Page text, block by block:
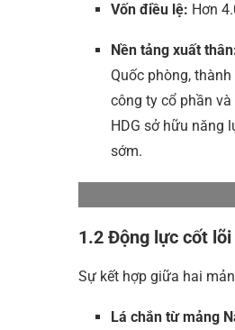
Vốn điều lệ: Hơn
Nền tảng xuất
Quốc phòng,
công ty cổ phần
HDG sở hữu năng
sớm.
1.2 Động lực cốt
Sự kết hợp giữa hai
Lá chắn từ mảng